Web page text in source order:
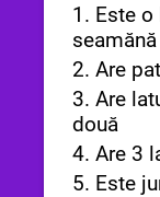
1. Este
2. Are
3. Are
două
4. Are 3
5. Este